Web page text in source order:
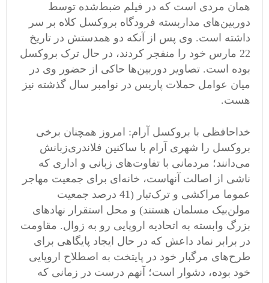
همان مردی است که در فیلم ضبط‌شده توسط
دوربین‌های مداربسته فرودگاه بروکسل کلاه بر سر
داشته است. وی پس از آنکه دو همدستش در تاریخ
22 مارس خود را منفجر کردند، در حال ترک بروکسل
بوده است. تصاویر دوربین‌ها حاکی از حضور وی در
میان عوامل حملات پاریس در نوامبر سال گذشته نیز
هست.
خداحافظی با بروکسل آرام: امروز همچنان برخی
بروکسل را شهری آرام با ساکنین فلاندری‌زبانش
می‌دانند؛ مردمانی با تفاوت‌های زبانی و اداری که
ناشی از اصالت آنهاست، خانه‌ای برای جمعیت مهاجر
عموما مراکشی و ترک‌تبار (41 درصد جمعیت
مولن‌بیک مسلمان هستند) و محل استقرار نهادهای
بزرگ وابسته به اتحادیه اروپایی رو به زوال. مقاومت
در برابر نماد داعش که در حال ایجاد پایگاهی برای
طرح‌های مرگبار خود در پایتخت به اصطلاح اروپایی
خود بوده، دشوار است؛ آنهم درست در زمانی که